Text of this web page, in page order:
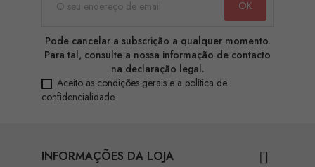
Pode cancelar a subscrição a qualquer momento.
Para tal, consulte a nossa informação de contacto
na declaração legal.
Aceito as condições gerais e a política de
confidencialidade
INFORMAÇÕES DA LOJA 